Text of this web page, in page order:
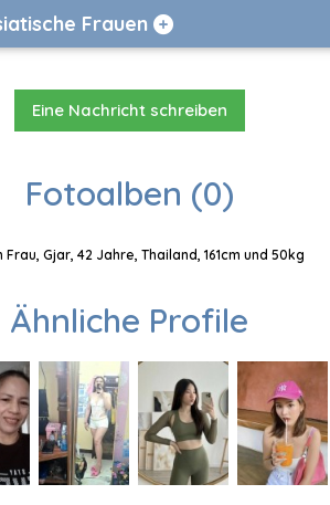
Frauen
Eine Nachricht schreiben
Fotoalben (0)
Gjar, 42 Jahre, Thailand, 161cm und 50kg
Ähnliche Profile